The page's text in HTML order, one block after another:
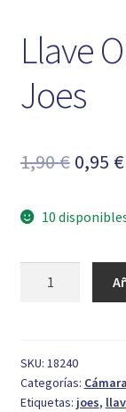
Llave
Joes
1,90€ El
era:
1,90
0,95 €El
10
Joes
cantidad
SKU: 18240
Categorías:
Etiquetas: joes,